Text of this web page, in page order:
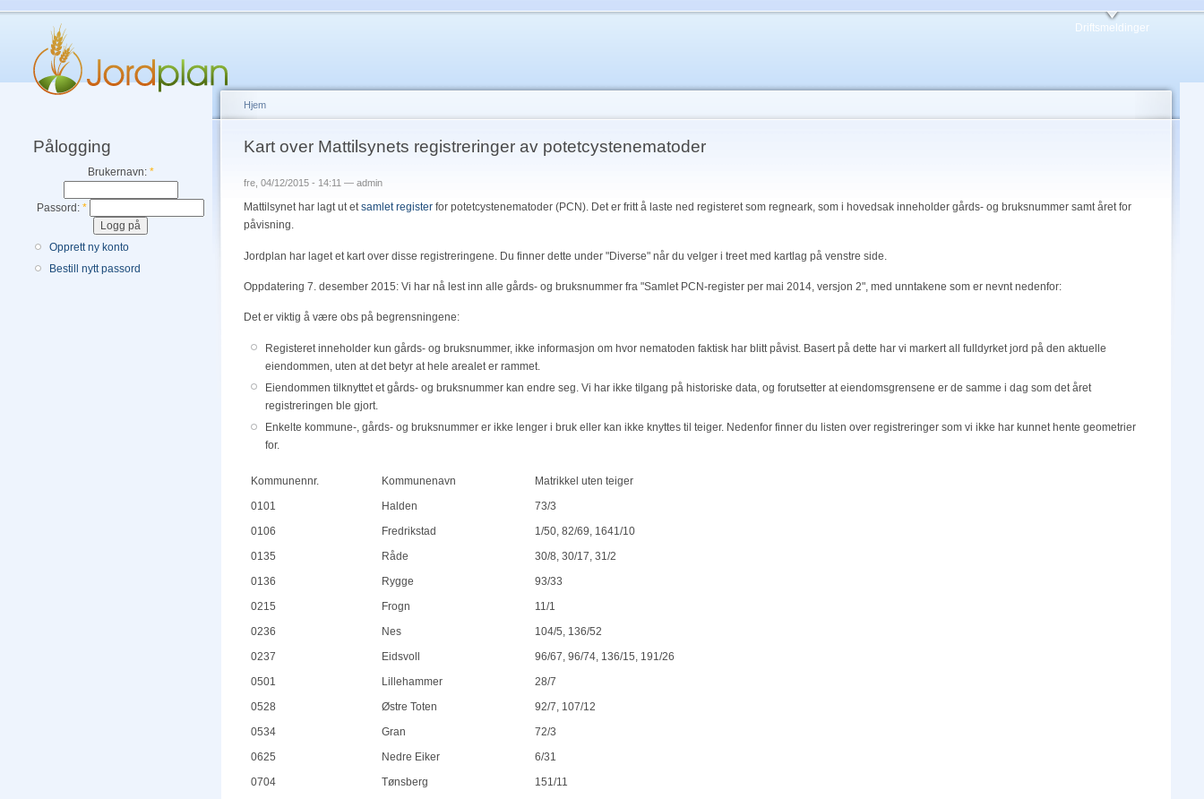
Driftsmeldinger
Pålogging
Brukernavn: *
Passord: *
Opprett ny konto
Bestill nytt passord
Hjem
Kart over Mattilsynets registreringer av potetcystenematoder
fre, 04/12/2015 - 14:11 — admin
Mattilsynet har lagt ut etsamlet register for potetcystenematoder (PCN). Det er fritt å laste ned registeret som regneark, som i hovedsak inneholder gårds- og bruksnummer samt året for
påvisning.
Jordplan har laget et kart over disse registreringene. Du finner dette under "Diverse" når du velger i treet med kartlag på venstre side.
Oppdatering 7. desember 2015: Vi har nå lest inn alle gårds- og bruksnummer fra "Samlet PCN-register per mai 2014, versjon 2", med unntakene som er nevnt nedenfor:
Det er viktig å være obs på begrensningene:
Registeret inneholder kun gårds- og bruksnummer, ikke informasjon om hvor nematoden faktisk har blitt påvist. Basert på dette har vi markert all fulldyrket jord på den aktuelle
eiendommen, uten at det betyr at hele arealet er rammet.
Eiendommen tilknyttet et gårds- og bruksnummer kan endre seg. Vi har ikke tilgang på historiske data, og forutsetter at eiendomsgrensene er de samme i dag som det året
registreringen ble gjort.
Enkelte kommune-, gårds- og bruksnummer er ikke lenger i bruk eller kan ikke knyttes til teiger. Nedenfor finner du listen over registreringer som vi ikke har kunnet hente geometrier
for.
Kommunennr. Kommunenavn
Matrikkel uten teiger
0101
Halden
73/3
0106
Fredrikstad
1/50, 82/69, 1641/10
0135
Råde
30/8, 30/17, 31/2
0136
Rygge
93/33
0215
Frogn
11/1
0236
Nes
104/5, 136/52
0237
Eidsvoll
96/67, 96/74, 136/15, 191/26
0501
Lillehammer
28/7
0528
Østre Toten
92/7, 107/12
0534
Gran
72/3
0625
Nedre Eiker
6/31
0704
Tønsberg
151/11